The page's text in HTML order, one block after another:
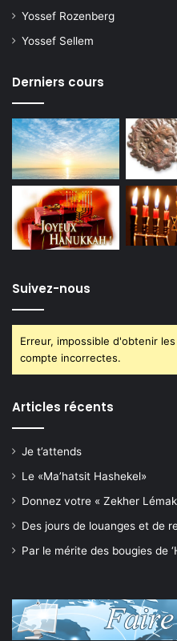
Yossef Rozenberg
Yossef Sellem
Derniers cours
Suivez-nous
Erreur, impossible d'obtenir
compte incorrectes.
Articles récents
Je t’attends
Le «Ma’hatsit Hashekel»
Donnez votre « Zekher
Des jours de louanges et de
Par le mérite des bougies de